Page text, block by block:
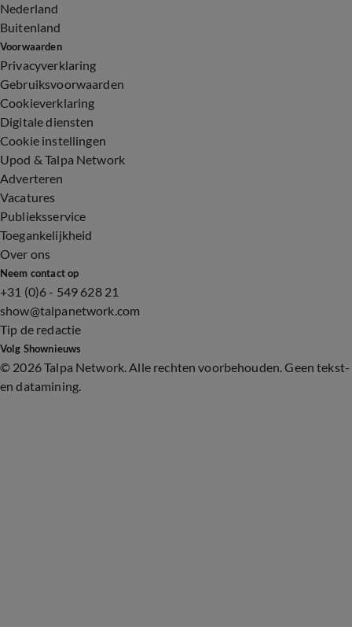
Nederland
Buitenland
Voorwaarden
Privacyverklaring
Gebruiksvoorwaarden
Cookieverklaring
Digitale diensten
Cookie instellingen
Upod & Talpa Network
Adverteren
Vacatures
Publieksservice
Toegankelijkheid
Over ons
Neem contact op
+31 (0)6 - 549 628 21
show@talpanetwork.com
Tip de redactie
Volg Shownieuws
© 2026 Talpa Network. Alle rechten voorbehouden. Geen tekst-
en datamining.